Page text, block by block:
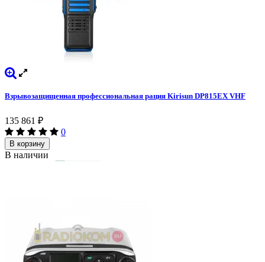
Взрывозащищенная профессиональная рация Kirisun DP815EX VHF
135 861 ₽
0
В корзину
В наличии